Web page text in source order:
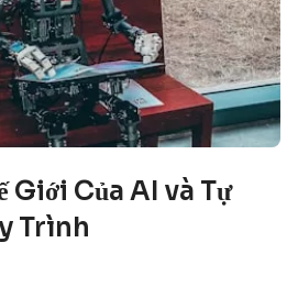
Giới Của AI và Tự
Trình